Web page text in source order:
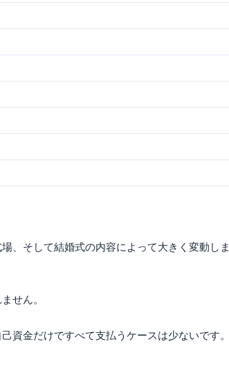
、そして結婚式の内容によって大きく変動しま
せん。
資金だけですべて支払うケースは少ないです。